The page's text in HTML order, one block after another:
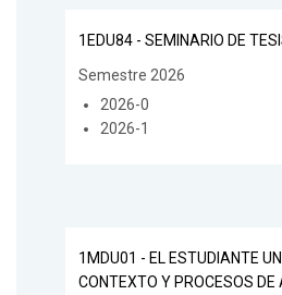
1EDU84 - SEMINARIO DE
Semestre 2026
2026-0
2026-1
1MDU01 - EL ESTUDIANTE
CONTEXTO Y PROCESOS DE